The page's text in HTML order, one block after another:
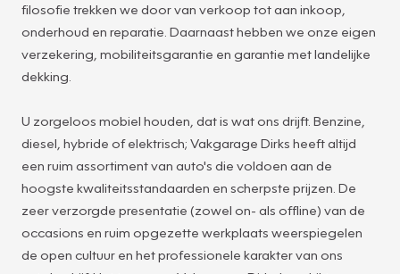
filosofie trekken we door van verkoop tot aan inkoop,
onderhoud en reparatie. Daarnaast hebben we onze eigen
verzekering, mobiliteitsgarantie en garantie met landelijke
dekking.
U zorgeloos mobiel houden, dat is wat ons drijft. Benzine,
diesel, hybride of elektrisch; Vakgarage Dirks heeft altijd
een ruim assortiment van auto's die voldoen aan de
hoogste kwaliteitsstandaarden en scherpste prijzen. De
zeer verzorgde presentatie (zowel on- als offline) van de
occasions en ruim opgezette werkplaats weerspiegelen
de open cultuur en het professionele karakter van ons